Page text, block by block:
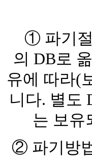
① 파기
의 DB로
유에 따라(
니다. 별도
는 보유
② 파기방